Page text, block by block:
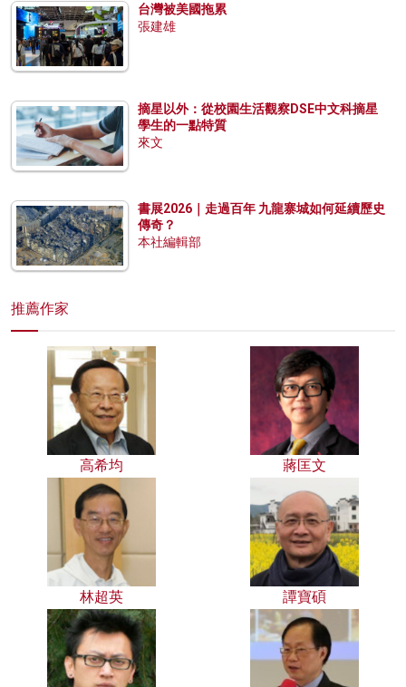
台灣被美國拖累
張建雄
摘星以外：從校園生活觀察DSE中文科摘星
學生的一點特質
來文
書展2026｜走過百年 九龍寨城如何延續歷史
傳奇？
本社編輯部
推薦作家
高希均 蔣匡文
林超英 譚寶碩